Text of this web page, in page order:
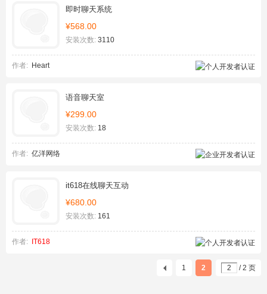
即时聊天系统
¥568.00
安装次数: 3110
作者: Heart
语音聊天室
¥299.00
安装次数: 18
作者: 亿洋网络
it618在线聊天互动
¥680.00
安装次数: 161
作者: IT618
1 2 / 2 页